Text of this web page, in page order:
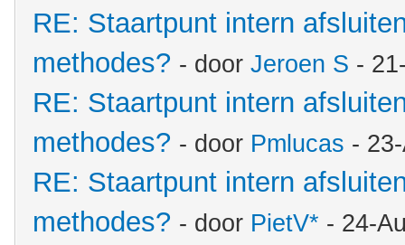
RE: Staartpunt intern
methodes? - door Jeroen S -
RE: Staartpunt intern
methodes? - door Pmlucas -
RE: Staartpunt intern
methodes? - door PietV* - 24-